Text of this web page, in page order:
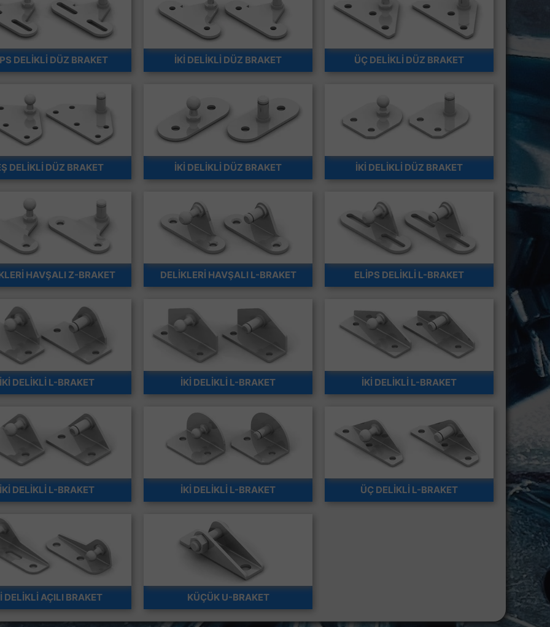
DELİKLİ DÜZ BRAKET İKİ DELİKLİ DÜZ BRAKET ÜÇ DELİKLİ DÜZ BRAKET
DELİKLİ DÜZ BRAKET İKİ DELİKLİ DÜZ BRAKET İKİ DELİKLİ DÜZ BRAKET
HAVŞALI Z-BRAKET DELİKLERİ HAVŞALI L-BRAKET ELİPS DELİKLİ L-BRAKET
İKİ DELİKLİ L-BRAKET İKİ DELİKLİ L-BRAKET İKİ DELİKLİ L-BRAKET
İKİ DELİKLİ L-BRAKET İKİ DELİKLİ L-BRAKET ÜÇ DELİKLİ L-BRAKET
DELİKLİ AÇILI BRAKET KÜÇÜK U-BRAKET